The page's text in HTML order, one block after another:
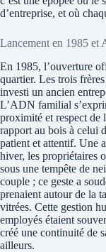
d’entreprise, et où
Lancement en 1985 et
En 1985, l’ouverture
quartier. Les trois
investi un ancien
L’ADN familial
proximité et respect de
rapport au bois à celui
patient et attentif. Une
hiver, les propriétaires
sous une tempête de
couple ; ce geste a
prenaient autour de la
vitrées. Cette gestion
employés étaient
créé une continuité de
ailleurs.